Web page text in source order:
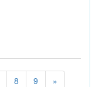
8 9 »